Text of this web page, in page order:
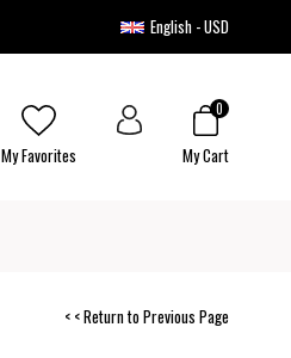
English - USD
My Cart
0
My Favorites
< < Return to Previous Page